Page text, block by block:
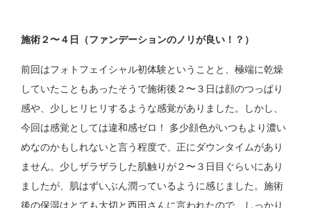
施術２〜４日（ファンデーションのノリが良い！？）
前回はフォトフェイシャル初体験ということと、極端に乾燥
していたこともあったそうで施術後２〜３日は顔のつっぱり
感や、少しヒリヒリするような感覚がありました。しかし、
今回は感覚としては違和感ゼロ！ 多少顔色がいつもより濃い
めなのかもしれないと言う程度で、正にダウンタイムがあり
ません。少しザラザラした肌触りが２〜３日目ぐらいにあり
ましたが、肌はずいぶん潤っているように感じました。施術
後の保湿はとても大切と西田さんに言われたので、しっかり